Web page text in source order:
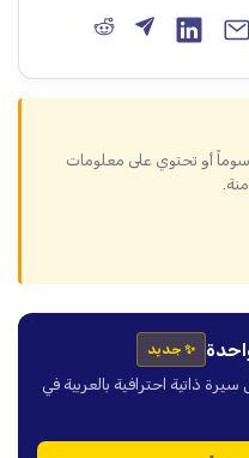
أو تحتوي على معلومات
✨ جديد
ذاتية احترافية بالعربية في